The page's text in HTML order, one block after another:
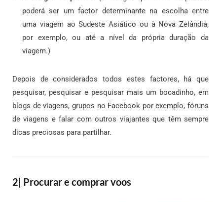
poderá ser um factor determinante na escolha entre
uma viagem ao Sudeste Asiático ou à Nova Zelândia,
por exemplo, ou até a nível da própria duração da
viagem.)
Depois de considerados todos estes factores, há que
pesquisar, pesquisar e pesquisar mais um bocadinho, em
blogs de viagens, grupos no Facebook por exemplo, fóruns
de viagens e falar com outros viajantes que têm sempre
dicas preciosas para partilhar.
2| Procurar e comprar voos